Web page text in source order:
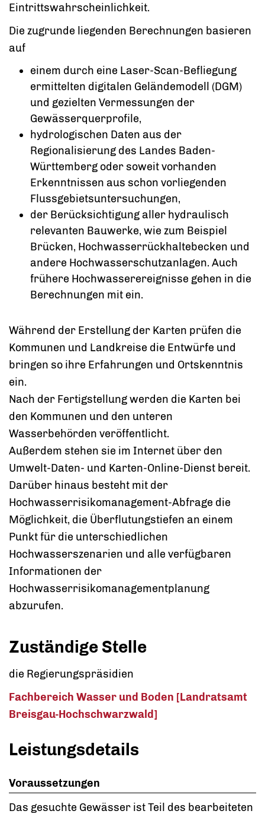
Eintrittswahrscheinlichkeit.
Die zugrunde liegenden Berechnungen basieren
auf
einem durch eine Laser-Scan-Befliegung
ermittelten digitalen Geländemodell (DGM)
und gezielten Vermessungen der
Gewässerquerprofile,
hydrologischen Daten aus der
Regionalisierung des Landes Baden-
Württemberg oder soweit vorhanden
Erkenntnissen aus schon vorliegenden
Flussgebietsuntersuchungen,
der Berücksichtigung aller hydraulisch
relevanten Bauwerke, wie zum Beispiel
Brücken, Hochwasserrückhaltebecken und
andere Hochwasserschutzanlagen. Auch
frühere Hochwasserereignisse gehen in die
Berechnungen mit ein.
Während der Erstellung der Karten prüfen die
Kommunen und Landkreise die Entwürfe und
bringen so ihre Erfahrungen und Ortskenntnis
ein.
Nach der Fertigstellung werden die Karten bei
den Kommunen und den unteren
Wasserbehörden veröffentlicht.
Außerdem stehen sie im Internet über den
Umwelt-Daten- und Karten-Online-Dienst bereit.
Darüber hinaus besteht mit der
Hochwasserrisikomanagement-Abfrage die
Möglichkeit, die Überflutungstiefen an einem
Punkt für die unterschiedlichen
Hochwasserszenarien und alle verfügbaren
Informationen der
Hochwasserrisikomanagementplanung
abzurufen.
Zuständige Stelle
die Regierungspräsidien
Fachbereich Wasser und Boden [Landratsamt
Breisgau-Hochschwarzwald]
Leistungsdetails
Voraussetzungen
Das gesuchte Gewässer ist Teil des bearbeiteten